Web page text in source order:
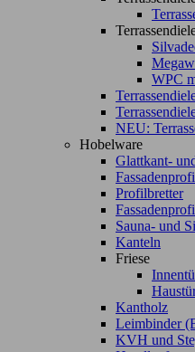
WPC
NEU:
Hobelware
Glattkant-
Profilbretter
Sauna- und
Kanteln
Friese
Kantholz
Leimbinder
KVH und